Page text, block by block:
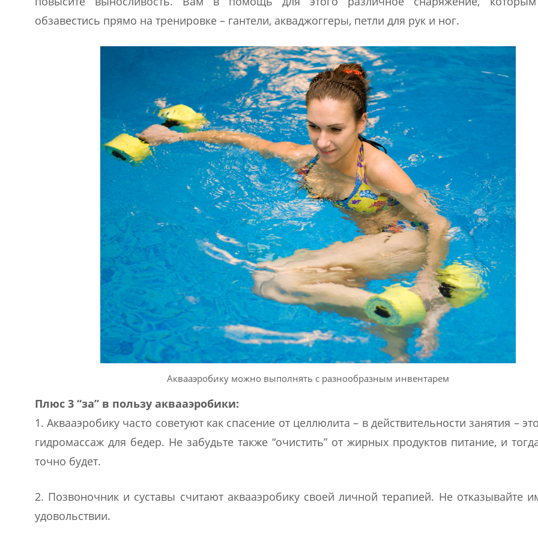
обзавестись прямо на тренировке – гантели, акваджоггеры, петли для рук и ног.
Аквааэробику можно выполнять с разнообразным инвентарем
Плюс 3 “за” в пользу аквааэробики:
1. Аквааэробику часто советуют как спасение от целлюлита – в действительности занятия –
гидромассаж для бедер. Не забудьте также “очистить” от жирных продуктов питание, и
точно будет.
2. Позвоночник и суставы считают аквааэробику своей личной терапией. Не отказывайте
удовольствии.